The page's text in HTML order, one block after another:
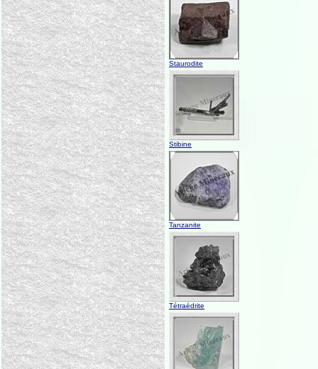
Staurodite
Stibine
Tanzanite
Tétraédrite